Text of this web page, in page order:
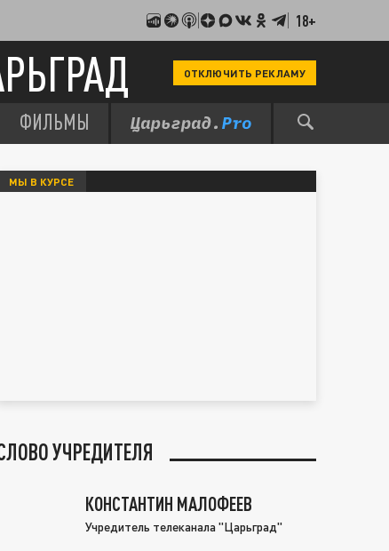
18+
ОТКЛЮЧИТЬ РЕКЛАМУ
ФИЛЬМЫ
МЫ В КУРСЕ
УЧРЕДИТЕЛЯ
КОНСТАНТИН МАЛОФЕЕВ
Учредитель телеканала "Царьград"